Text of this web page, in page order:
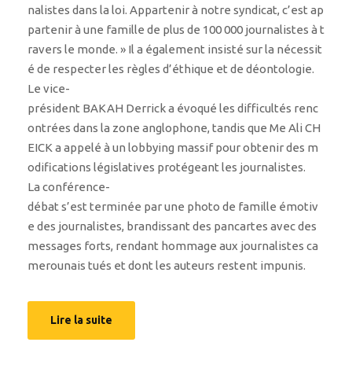
nalistes dans la loi. Appartenir à notre syndicat, c’est ap
partenir à une famille de plus de 100 000 journalistes à t
ravers le monde. » Il a également insisté sur la nécessit
é de respecter les règles d’éthique et de déontologie.
Le vice-
président BAKAH Derrick a évoqué les difficultés renc
ontrées dans la zone anglophone, tandis que Me Ali CH
EICK a appelé à un lobbying massif pour obtenir des m
odifications législatives protégeant les journalistes.
La conférence-
débat s’est terminée par une photo de famille émotiv
e des journalistes, brandissant des pancartes avec des
messages forts, rendant hommage aux journalistes ca
merounais tués et dont les auteurs restent impunis.
Lire la suite